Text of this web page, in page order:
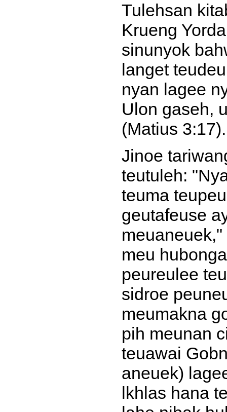
Tulehsan
Krueng
sinunyok
langet
nyan lagee
Ulon gaseh,
(Matius 3:17).
Jinoe
teutuleh:
teuma
geutafeuse
meu
peureulee
sidroe
meumakna
pih meunan
teuawai
aneuek)
lkhlas hana